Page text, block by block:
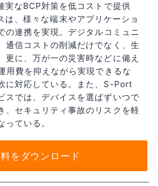
なBCP対策を低コストで提供
、様々な端末やアプリケーショ
の連携を実現。デジタルコミュニ
通信コストの削減だけでなく、生
更に、万が一の災害時などに備え
用費を抑えながら実現できるな
に対応している。また、S-Port
スでは、デバイスを選ばずいつで
、セキュリティ事故のリスクを軽
ている。
をダウンロード